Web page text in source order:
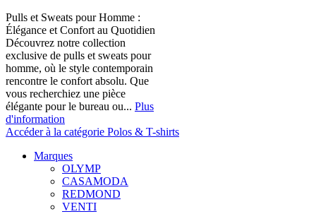
Pulls et Sweats pour Homme :
Élégance et Confort au Quotidien
Découvrez notre collection
exclusive de pulls et sweats pour
homme, où le style contemporain
rencontre le confort absolu. Que
vous recherchiez une pièce
élégante pour le bureau ou... Plus
d'information
Accéder à la catégorie Polos & T-shirts
Marques
OLYMP
CASAMODA
REDMOND
VENTI